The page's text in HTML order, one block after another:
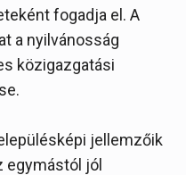
fogadja el. A
a nyilvánosság
közigazgatási
jellemzőik
egymástól jól